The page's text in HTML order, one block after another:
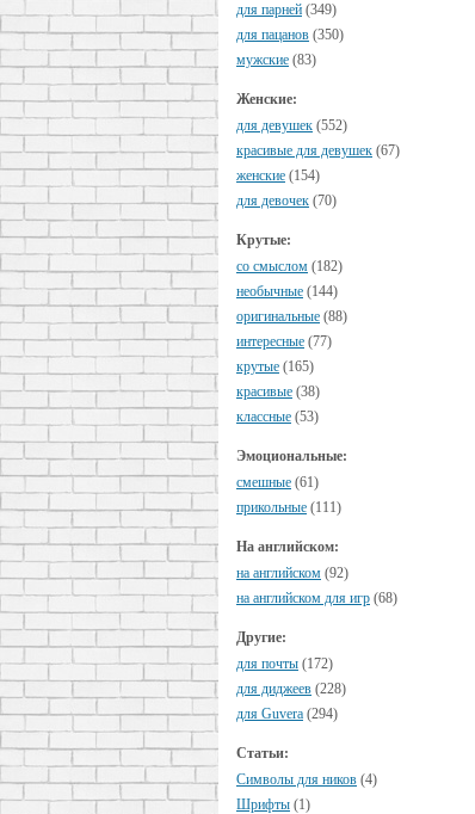
для парней (349)
для пацанов (350)
мужские (83)
Женские:
для девушек (552)
красивые для девушек (67)
женские (154)
для девочек (70)
Крутые:
cо смыслом (182)
необычные (144)
оригинальные (88)
интересные (77)
крутые (165)
красивые (38)
классные (53)
Эмоциональные:
смешные (61)
прикольные (111)
На английском:
на английском (92)
на английском для игр (68)
Другие:
для почты (172)
для диджеев (228)
для Guvera (294)
Статьи:
Символы для ников (4)
Шрифты (1)